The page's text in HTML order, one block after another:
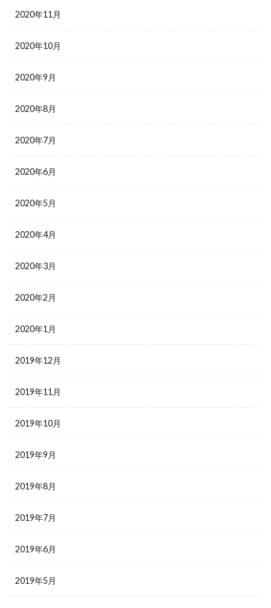
2020年11月
2020年10月
2020年9月
2020年8月
2020年7月
2020年6月
2020年5月
2020年4月
2020年3月
2020年2月
2020年1月
2019年12月
2019年11月
2019年10月
2019年9月
2019年8月
2019年7月
2019年6月
2019年5月